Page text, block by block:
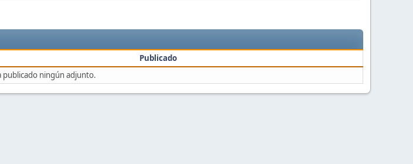
Publicado
publicado ningún adjunto.